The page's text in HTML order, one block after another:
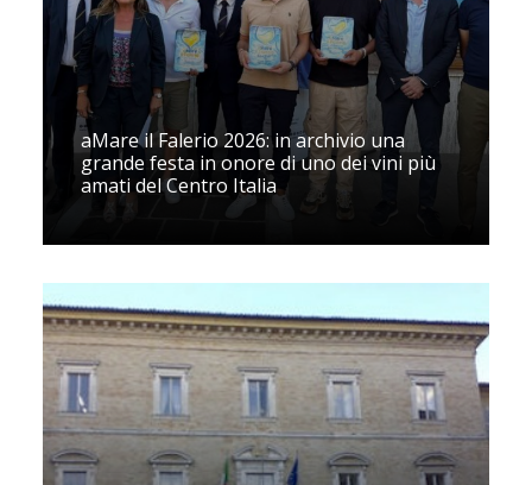
aMare il Falerio 2026: in archivio una
grande festa in onore di uno dei vini più
amati del Centro Italia